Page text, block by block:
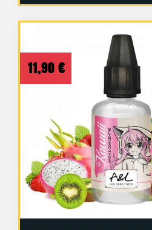
11,90 €